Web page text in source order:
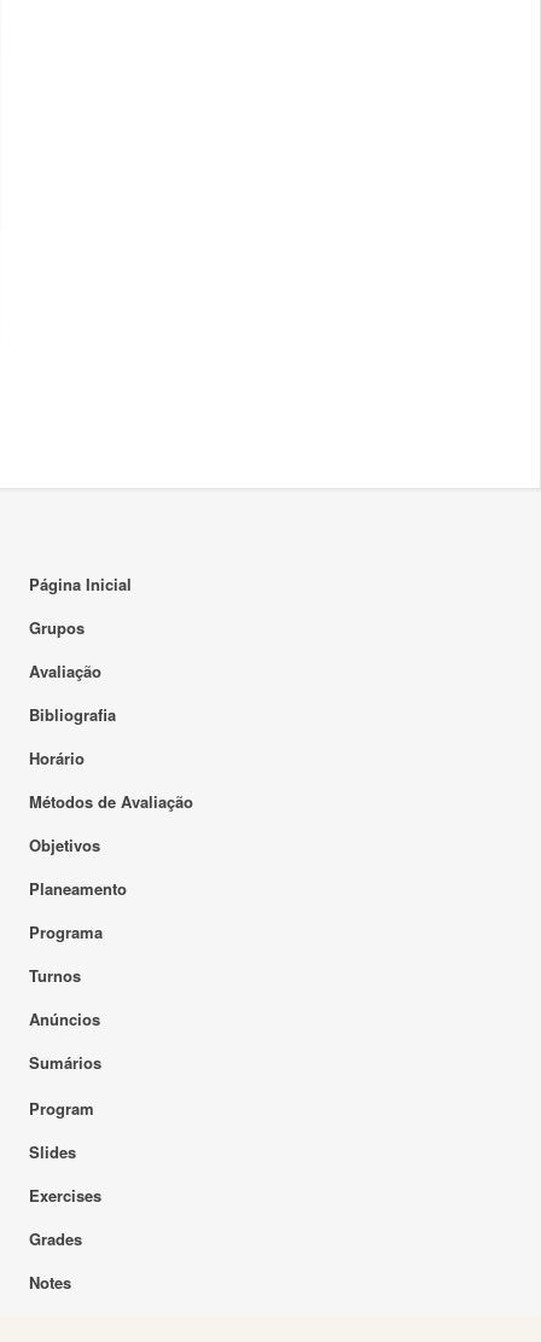
Página Inicial
Grupos
Avaliação
Bibliografia
Horário
Métodos de Avaliação
Objetivos
Planeamento
Programa
Turnos
Anúncios
Sumários
Program
Slides
Exercises
Grades
Notes